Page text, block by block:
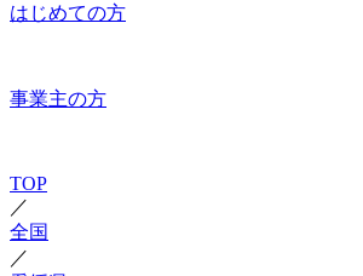
はじめての方
事業主の方
TOP
／
全国
／